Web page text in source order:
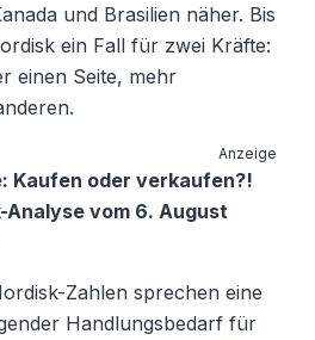
und Brasilien näher. Bis
ein Fall für zwei Kräfte:
einen Seite, mehr
Anzeige
Kaufen oder verkaufen?!
Analyse vom 6. August
Zahlen sprechen eine
Handlungsbedarf für